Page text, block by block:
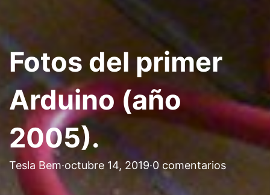
Fotos del primer
Arduino (año
2005).
Tesla Bem·octubre 14, 2019·0 comentarios